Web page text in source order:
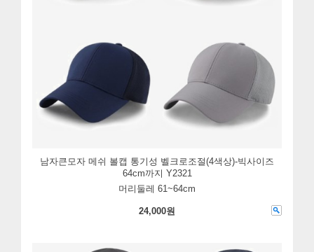
남자큰모자 메쉬 볼캡 통기성 벨크로조절(4색상)-빅사이즈
64cm까지 Y2321
머리둘레 61~64cm
24,000원